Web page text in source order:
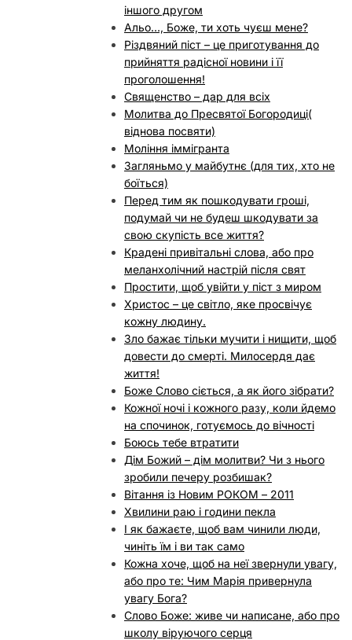
іншого другом
Альо…, Боже, ти хоть чуєш мене?
Різдвяний піст – це приготування до
прийняття радісної новини і її
проголошення!
Священство – дар для всіх
Молитва до Пресвятої Богородиці(
віднова посвяти)
Моління іммігранта
Загляньмо у майбутнє (для тих, хто не
боїться)
Перед тим як пошкодувати гроші,
подумай чи не будеш шкодувати за
свою скупість все життя?
Крадені привітальні слова, або про
меланхолічний настрій після свят
Простити, щоб увійти у піст з миром
Христос – це світло, яке просвічує
кожну людину.
Зло бажає тільки мучити і нищити, щоб
довести до смерті. Милосердя дає
життя!
Боже Слово сіється, а як його зібрати?
Кожної ночі і кожного разу, коли йдемо
на спочинок, готуємось до вічності
Боюсь тебе втратити
Дім Божий – дім молитви? Чи з нього
зробили печеру розбишак?
Вітання із Новим РОКОМ – 2011
Хвилини раю і години пекла
І як бажаєте, щоб вам чинили люди,
чиніть їм і ви так само
Кожна хоче, щоб на неї звернули увагу,
або про те: Чим Марія привернула
увагу Бога?
Слово Боже: живе чи написане, або про
школу віруючого серця